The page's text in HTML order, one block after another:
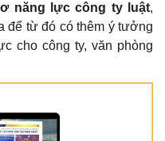
năng lực công ty luật,
để từ đó có thêm ý tưởng
cho công ty, văn phòng